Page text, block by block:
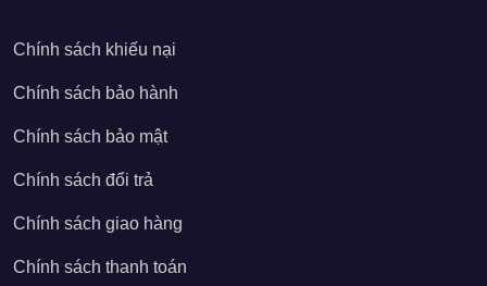
Chính sách khiếu nại
Chính sách bảo hành
Chính sách bảo mật
Chính sách đổi trả
Chính sách giao hàng
Chính sách thanh toán